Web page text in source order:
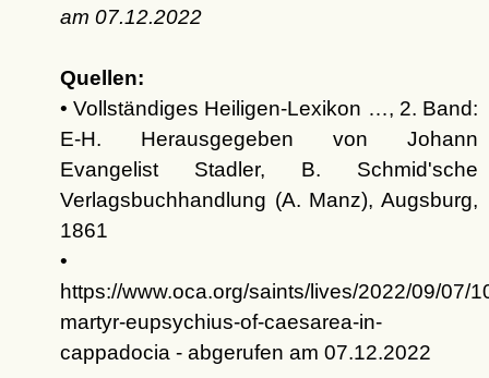
am 07.12.2022
Quellen:
• Vollständiges Heiligen-Lexikon …, 2. Band:
E-H. Herausgegeben von Johann
Evangelist Stadler, B. Schmid'sche
Verlagsbuchhandlung (A. Manz), Augsburg,
1861
•
https://www.oca.org/saints/lives/2022/09/07/
martyr-eupsychius-of-caesarea-in-
cappadocia - abgerufen am 07.12.2022